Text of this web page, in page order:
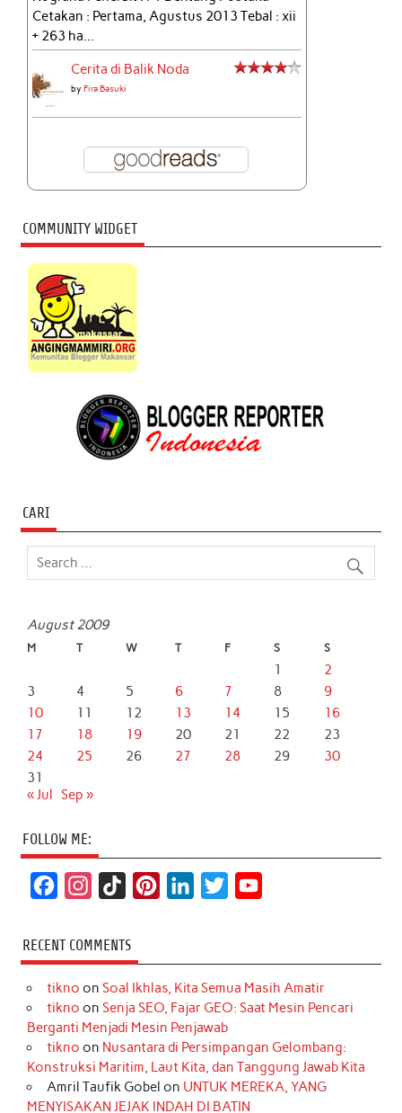
Cetakan : Pertama, Agustus 2013 Tebal : xii
+ 263 ha...
Cerita di Balik Noda
byFira Basuki
COMMUNITY WIDGET
CARI
August 2009
M T W T F S S
1
2
3
4 5 6 7 8
9
10
11 12 13 14 15
16
17
18 19 20 21 22
23
24
25 26 27 28 29
30
31
« Jul Sep »
FOLLOW ME:
c
e
b
o
k
s
t
a
r
a
m
k
T
o
k
t
e
r
e
s
t
k
e
d
I
n
t
t
r
T
u
e
RECENT COMMENTS
tikno on Soal Ikhlas, Kita Semua Masih Amatir
tikno on Senja SEO, Fajar GEO: Saat Mesin Pencari
Berganti Menjadi Mesin Penjawab
tikno on Nusantara di Persimpangan Gelombang:
Konstruksi Maritim, Laut Kita, dan Tanggung Jawab Kita
Amril Taufik Gobel on UNTUK MEREKA, YANG
MENYISAKAN JEJAK INDAH DI BATIN